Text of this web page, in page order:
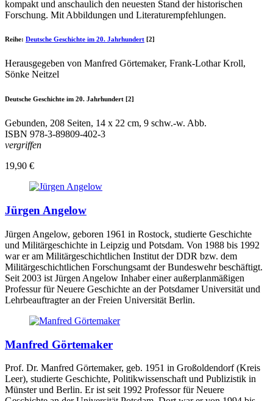
kompakt und anschaulich den neuesten Stand der historischen
Forschung. Mit Abbildungen und Literaturempfehlungen.
Reihe: Deutsche Geschichte im 20. Jahrhundert [2]
Herausgegeben von Manfred Görtemaker, Frank-Lothar Kroll,
Sönke Neitzel
Deutsche Geschichte im 20. Jahrhundert [2]
Gebunden, 208 Seiten, 14 x 22 cm, 9 schw.-w. Abb.
ISBN 978-3-89809-402-3
vergriffen
19,90 €
Jürgen Angelow
Jürgen Angelow, geboren 1961 in Rostock, studierte Geschichte
und Militärgeschichte in Leipzig und Potsdam. Von 1988 bis 1992
war er am Militärgeschichtlichen Institut der DDR bzw. dem
Militärgeschichtlichen Forschungsamt der Bundeswehr beschäftigt.
Seit 2003 ist Jürgen Angelow Inhaber einer außerplanmäßigen
Professur für Neuere Geschichte an der Potsdamer Universität und
Lehrbeauftragter an der Freien Universität Berlin.
Manfred Görtemaker
Prof. Dr. Manfred Görtemaker, geb. 1951 in Großoldendorf (Kreis
Leer), studierte Geschichte, Politikwissenschaft und Publizistik in
Münster und Berlin. Er ist seit 1992 Professor für Neuere